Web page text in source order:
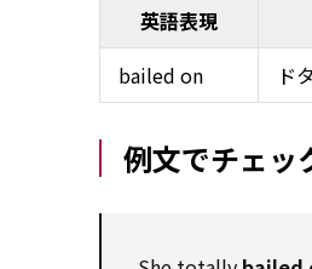
英語表現
bailed on
ド
例文でチェッ